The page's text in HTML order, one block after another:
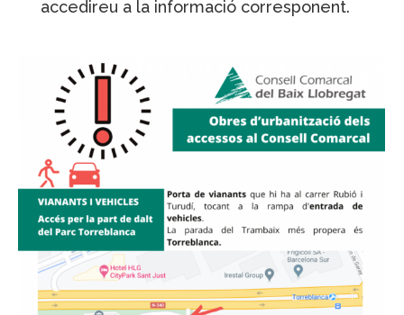
accedireu a la informació corresponent.